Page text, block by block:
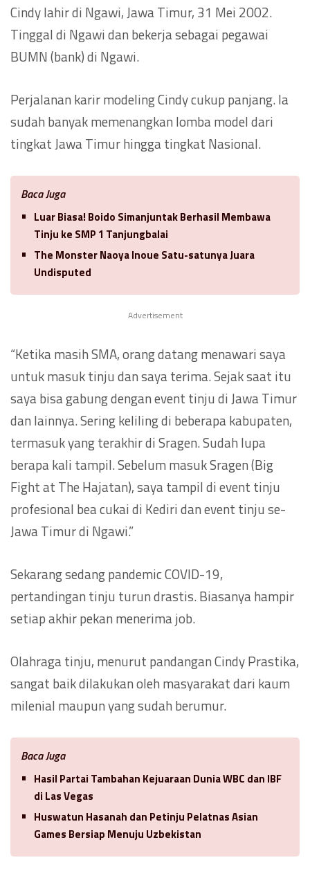
Cindy lahir di Ngawi, Jawa Timur, 31 Mei 2002.
Tinggal di Ngawi dan bekerja sebagai pegawai
BUMN (bank) di Ngawi.
Perjalanan karir modeling Cindy cukup panjang. Ia
sudah banyak memenangkan lomba model dari
tingkat Jawa Timur hingga tingkat Nasional.
Baca Juga
Luar Biasa! Boido Simanjuntak Berhasil Membawa
Tinju ke SMP 1 Tanjungbalai
The Monster Naoya Inoue Satu-satunya Juara
Undisputed
Advertisement
“Ketika masih SMA, orang datang menawari saya
untuk masuk tinju dan saya terima. Sejak saat itu
saya bisa gabung dengan event tinju di Jawa Timur
dan lainnya. Sering keliling di beberapa kabupaten,
termasuk yang terakhir di Sragen. Sudah lupa
berapa kali tampil. Sebelum masuk Sragen (Big
Fight at The Hajatan), saya tampil di event tinju
profesional bea cukai di Kediri dan event tinju se-
Jawa Timur di Ngawi.”
Sekarang sedang pandemic COVID-19,
pertandingan tinju turun drastis. Biasanya hampir
setiap akhir pekan menerima job.
Olahraga tinju, menurut pandangan Cindy Prastika,
sangat baik dilakukan oleh masyarakat dari kaum
milenial maupun yang sudah berumur.
Baca Juga
Hasil Partai Tambahan Kejuaraan Dunia WBC dan IBF
di Las Vegas
Huswatun Hasanah dan Petinju Pelatnas Asian
Games Bersiap Menuju Uzbekistan